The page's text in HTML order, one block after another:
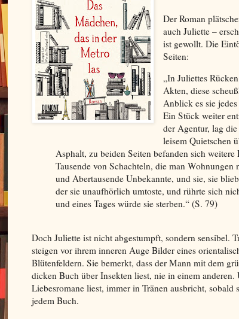
Der Roman
auch Juliette –
ist gewollt. Die
Seiten:
„In Juliettes
Akten, diese
Anblick es sie
Ein Stück weiter
der Agentur, lag
leisem Quietschen
Asphalt, zu beiden Seiten befanden sich
Tausende von Schachteln, die man
und Abertausende Unbekannte, und sie, sie
der sie unaufhörlich umtoste, und rührte sich
und eines Tages würde sie sterben.“ (S. 79)
Doch Juliette ist nicht abgestumpft, sondern sensibel.
steigen vor ihrem inneren Auge Bilder eines
Blütenfeldern. Sie bemerkt, dass der Mann mit dem
dicken Buch über Insekten liest, nie in einem anderen.
Liebesromane liest, immer in Tränen ausbricht, sobald
jedem Buch.